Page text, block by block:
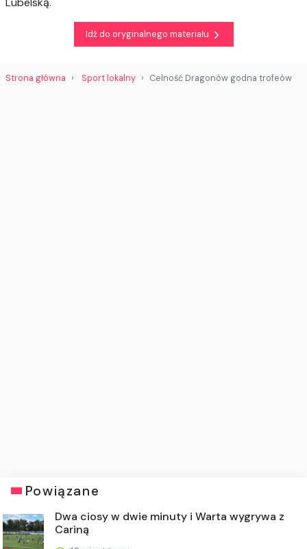
Idź do oryginalnego materiału
Strona główna Sport lokalny Celność Dragonów godna trofeów
Powiązane
Dwa ciosy w dwie minuty i Warta wygrywa z
Cariną